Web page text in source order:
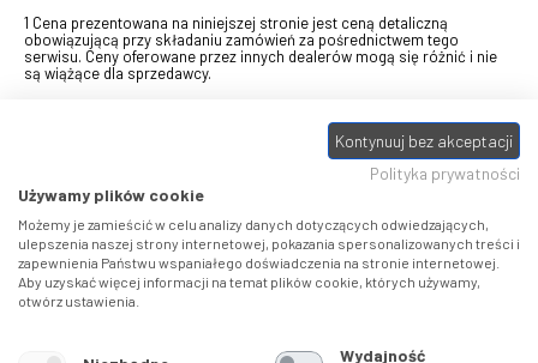
1 Cena prezentowana na niniejszej stronie jest ceną detaliczną
obowiązującą przy składaniu zamówień za pośrednictwem tego
serwisu. Ceny oferowane przez innych dealerów mogą się różnić i nie
są wiążące dla sprzedawcy.
swój bon" na towary z oferty VELO, aktualnie dostępnej na stronie
, w ramach sprzedaży premiowej. Dowiedz się jak
stronie promocji. Prezentowana wartość
eBonu uwzględnia fakt wyrażenia - w procesie rejestracji w Panelu
klienta- zgody na otrzymywanie drogą mailową informacji handlowo-
marketingowe, np. newsletter rowerowy. W przypadku braku zgody
wartość eBonu zostanie obniżona o 10 zł.
Pamiętaj, że eBony za produkty SIDI dotyczą zakupów w sklepach
SIDI Center, produkty Castelli zakupów w placówkach tworzących
Castelli Center.
Kontynuuj bez akceptacji
Polityka prywatności
Używamy plików cookie
Możemy je zamieścić w celu analizy danych dotyczących odwiedzających,
ulepszenia naszej strony internetowej, pokazania spersonalizowanych treści i
zapewnienia Państwu wspaniałego doświadczenia na stronie internetowej.
Aby uzyskać więcej informacji na temat plików cookie, których używamy,
otwórz ustawienia.
Wydajność